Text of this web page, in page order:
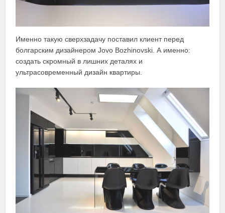
Именно такую сверхзадачу поставил клиент перед
болгарским дизайнером Jovo Bozhinovski. А именно:
создать скромный в лишних деталях и
ультрасовременный дизайн квартиры.